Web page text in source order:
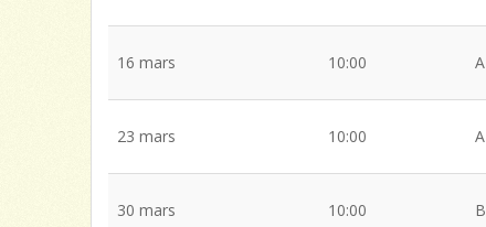
16 mars 10:00 A
23 mars 10:00 A
30 mars 10:00 B